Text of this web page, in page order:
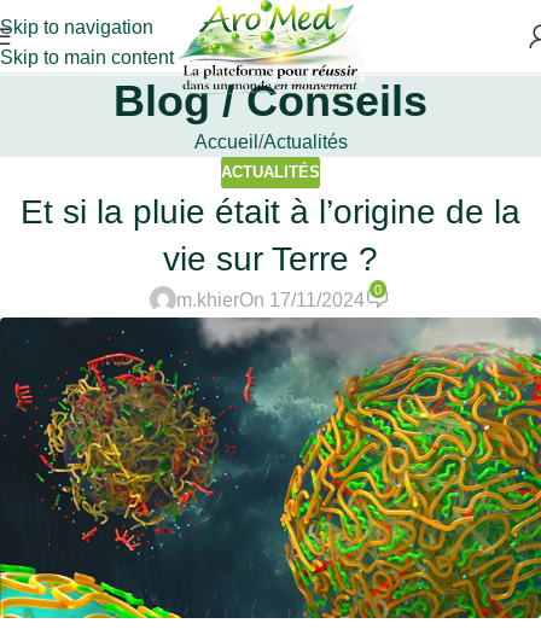
Skip to navigation
Skip to main content
Blog / Conseils
Accueil Actualités
ACTUALITÉS
Et si la pluie était à l’origine de la
vie sur Terre ?
m.khierOn 17/11/2024
0